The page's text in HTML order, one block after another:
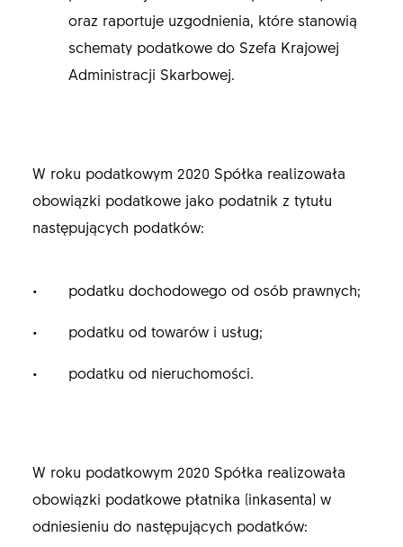
oraz raportuje uzgodnienia, które stanowią
schematy podatkowe do Szefa Krajowej
Administracji Skarbowej.
W roku podatkowym 2020 Spółka realizowała
obowiązki podatkowe jako podatnik z tytułu
następujących podatków:
podatku dochodowego od osób prawnych;
podatku od towarów i usług;
podatku od nieruchomości.
W roku podatkowym 2020 Spółka realizowała
obowiązki podatkowe płatnika (inkasenta) w
odniesieniu do następujących podatków: